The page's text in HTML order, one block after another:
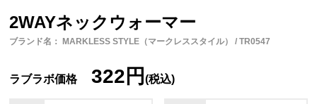
2WAYネックウォーマー
ブランド名： MARKLESS STYLE（マークレススタイル） / TR0547
ラブラボ価格 322円(税込)